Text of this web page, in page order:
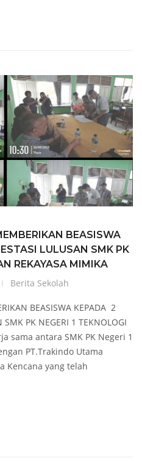
BEASISWA
LULUSAN SMK PK
REKAYASA MIMIKA
Berita Sekolah
BEASISWA KEPADA 2
SMK PK NEGERI 1 TEKNOLOGI
sama antara SMK PK Negeri 1
PT.Trakindo Utama
Kencana yang telah